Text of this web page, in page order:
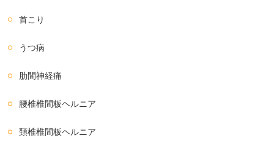
首こり
うつ病
肋間神経痛
腰椎椎間板ヘルニア
頚椎椎間板ヘルニア